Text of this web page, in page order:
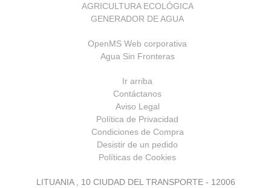
AGRICULTURA ECOLÓGICA
GENERADOR DE AGUA
OpenMS Web corporativa
Agua Sin Fronteras
Ir arriba
Contáctanos
Aviso Legal
Política de Privacidad
Condiciones de Compra
Desistir de un pedido
Políticas de Cookies
LITUANIA , 10 CIUDAD DEL TRANSPORTE - 12006